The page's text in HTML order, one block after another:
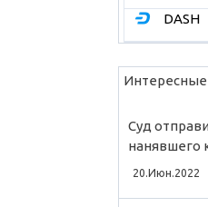
DASH
Суд
нанявшего
20.Июн.2022